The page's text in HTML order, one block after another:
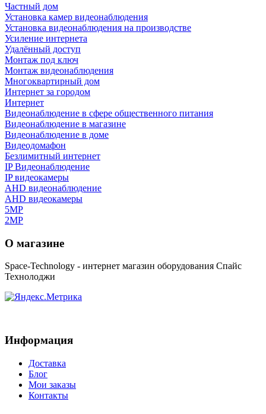
Частный дом
Установка камер видеонаблюдения
Установка видеонаблюдения на производстве
Усиление интернета
Удалённый доступ
Монтаж под ключ
Монтаж видеонаблюдения
Многоквартирный дом
Интернет за городом
Интернет
Видеонаблюдение в сфере общественного питания
Видеонаблюдение в магазине
Видеонаблюдение в доме
Видеодомафон
Безлимитный интернет
IP Видеонаблюдение
IP видеокамеры
AHD видеонаблюдение
AHD видеокамеры
5MP
2MP
О магазине
Space-Technology - интернет магазин оборудования Спайс
Технолоджи
Информация
Доставка
Блог
Мои заказы
Контакты